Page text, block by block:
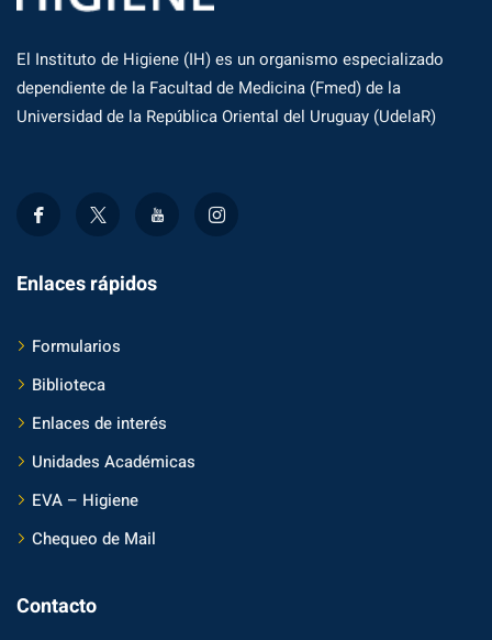
El Instituto de Higiene (IH) es un organismo especializado
dependiente de la Facultad de Medicina (Fmed) de la
Universidad de la República Oriental del Uruguay (UdelaR)
Enlaces rápidos
Formularios
Biblioteca
Enlaces de interés
Unidades Académicas
EVA – Higiene
Chequeo de Mail
Contacto